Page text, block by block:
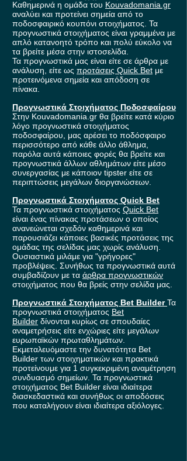
Καθημερινά η ομάδα του Kouvadomania.gr
αναλύει και προτείνει σημεία από το
ποδοσφαιρικό κουπόνι στοιχήματος. Τα
προγνωστικά στοιχήματος είναι γραμμένα με
απλό κατανοητό τρόπο και πολύ εύκολο να
τα βρείτε μέσα στην ιστοσελίδα.
Τα προγνωστικά μας είναι είτε σε άρθρα με
ανάλυση, είτε ως προτάσεις Quick Bet με
προτεινόμενα σημεία και απόδοση σε
πίνακα.
Προγνωστικά Στοιχήματος Ποδοσφαίρου
Στην Kouvadomania.gr θα βρείτε κατά κύριο
λόγο προγνωστικά στοιχήματος
ποδοσφαίρου, μας αρέσει το ποδόσφαιρο
περισσότερο από κάθε άλλο άθλημα,
παρόλα αυτά κάποιες φορές θα βρείτε και
προγνωστικά άλλων αθλημάτων είτε μέσο
συνεργασίας με κάποιον tipster είτε σε
περιπτώσεις μεγάλων διοργανώσεων.
Προγνωστικά Στοιχήματος Quick Bet
Τα προγνωστικά στοιχήματος Quick Bet
είναι ένας πίνακας προτάσεων ο οποίος
ανανεώνεται σχεδόν καθημερινά και
παρουσιάζει κάποιες βασικές προτάσεις της
ομάδας της σελίδας μας χωρίς ανάλυση.
Ουσιαστικά μιλάμε για "γρήγορες"
προβλέψεις. Συνήθως τα προγνωστικά αυτά
συμβαδίζουν με τα άρθρα προγνωστικών
στοιχήματος που θα βρείς στην σελίδα μας.
Προγνωστικά Στοιχήματος Bet BuilderΤα
προγνωστικά στοιχήματος Bet
Builder δίνονται κυρίως σε σπουδαίες
αναμετρήσεις είτε ενχώριες είτε μεγάλων
ευρωπαϊκών πρωταθλημάτων.
Εκμεταλευόμαστε την δυνατότητα Bet
Builder των στοιχηματικών και πρακτικά
προτείνουμε για 1 συγκεκριμένη αναμέτρηση
συνδυασμό σημείων. Τα προγνωστικά
στοιχήματος Bet Builder είναι ιδιαίτερα
διασκεδαστικά και συνήθως οι αποδόσεις
που καταλήγουν είναι ιδιαίτερα αξιόλογες.